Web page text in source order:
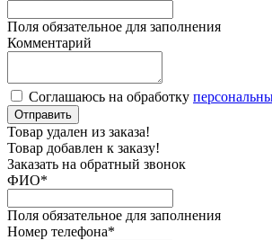
Поля обязательное для заполнения
Комментарий
Соглашаюсь на обработку
Отправить
Товар удален из заказа!
Товар добавлен к заказу!
Заказать на обратный звонок
ФИО*
Поля обязательное для заполнения
Номер телефона*